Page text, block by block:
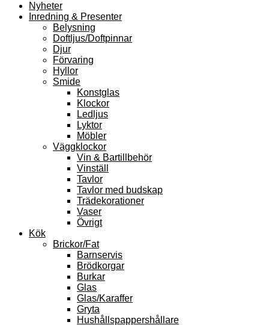
Nyheter
Inredning & Presenter
Belysning
Doftljus/Doftpinnar
Djur
Förvaring
Hyllor
Smide
Konstglas
Klockor
Ledljus
Lyktor
Möbler
Väggklockor
Vin & Bartillbehör
Vinställ
Tavlor
Tavlor med budskap
Trädekorationer
Vaser
Övrigt
Kök
Brickor/Fat
Barnservis
Brödkorgar
Burkar
Glas
Glas/Karaffer
Gryta
Hushållspappershållare